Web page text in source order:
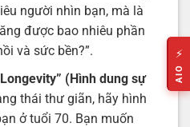
người nhìn bạn, mà là
được bao nhiêu phần
và sức bền?”.
(Hình dung sự
thái thư giãn, hãy hình
ở tuổi 70. Bạn muốn
⚡
AIO